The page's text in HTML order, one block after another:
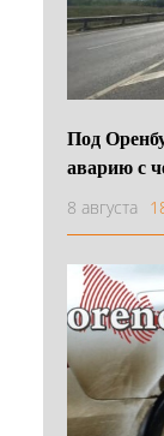
Под
аварию с
8 августа